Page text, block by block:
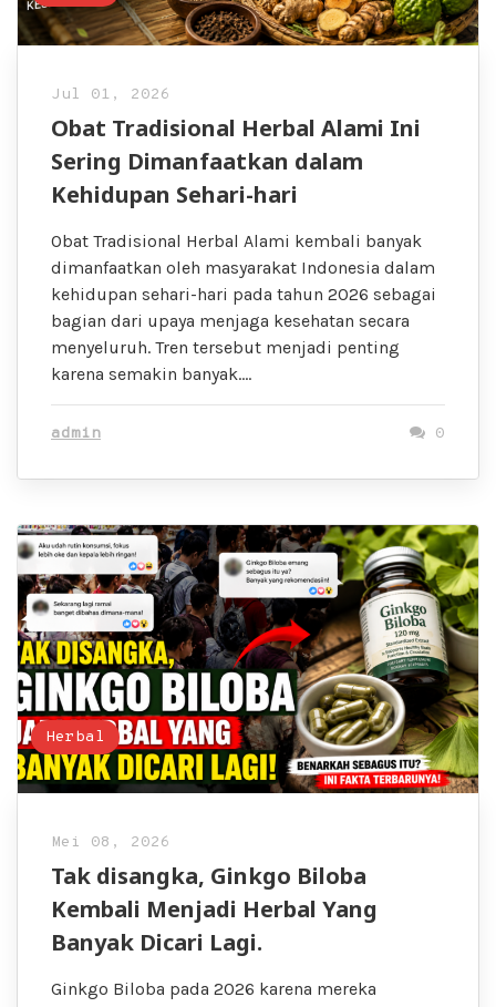
Jul 01, 2026
Obat Tradisional Herbal Alami Ini
Sering Dimanfaatkan dalam
Kehidupan Sehari-hari
Obat Tradisional Herbal Alami kembali banyak
dimanfaatkan oleh masyarakat Indonesia dalam
kehidupan sehari-hari pada tahun 2026 sebagai
bagian dari upaya menjaga kesehatan secara
menyeluruh. Tren tersebut menjadi penting
karena semakin banyak….
admin 0
Herbal
Mei 08, 2026
Tak disangka, Ginkgo Biloba
Kembali Menjadi Herbal Yang
Banyak Dicari Lagi.
Ginkgo Biloba pada 2026 karena mereka